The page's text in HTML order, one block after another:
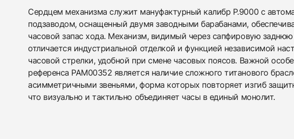
Сердцем механизма служит мануфактурный калибр P.9000 с
подзаводом, оснащенный двумя заводными барабанами,
часовой запас хода. Механизм, видимый через сапфировую
отличается индустриальной отделкой и функцией независимой
часовой стрелки, удобной при смене часовых поясов. Важной
референса PAM00352 является наличие сложного титанового
асимметричными звеньями, форма которых повторяет изгиб
что визуально и тактильно объединяет часы в единый монолит.